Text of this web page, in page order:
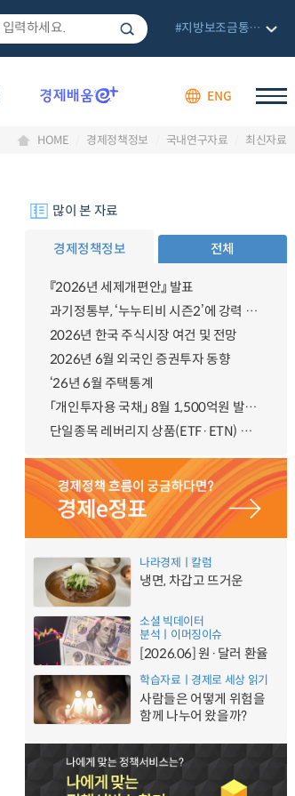
ENG
#지방보조금통합관리망
HOME 경제정책정보 국내연구자료 최신자료
많이 본 자료
경제정책정보 전체
『2026년 세제개편안』 발표
과기정통부, ‘누누티비 시즌2’에 강력 대응 의지 밝혀
2026년 한국 주식시장 여건 및 전망
2026년 6월 외국인 증권투자 동향
‘26년 6월 주택통계
「개인투자용 국채」 8월 1,500억원 발행 예정
단일종목 레버리지 상품(ETF·ETN) 기본예탁금 강화 조기시행 방안 안내
나라경제ㅣ칼럼
냉면, 차갑고 뜨거운
소셜 빅데이터
분석ㅣ이머징이슈
[2026.06] 원·달러 환율
학습자료ㅣ경제로 세상 읽기
사람들은 어떻게 위험을
함께 나누어 왔을까?